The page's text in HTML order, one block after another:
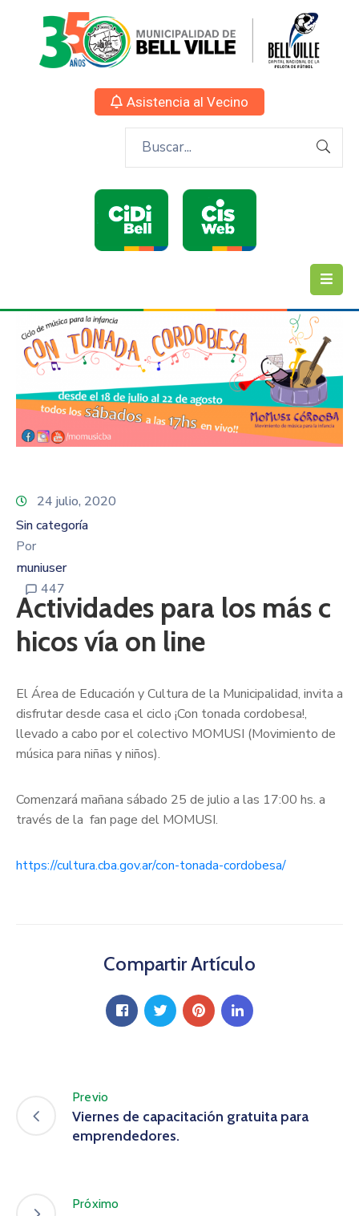
Asistencia al Vecino
24 julio, 2020
Sin categoría
Por
muniuser
447
Actividades para los más c
hicos vía on line
El Área de Educación y Cultura de la Municipalidad, invita a
disfrutar desde casa el ciclo ¡Con tonada cordobesa!,
llevado a cabo por el colectivo MOMUSI (Movimiento de
música para niñas y niños).
Comenzará mañana sábado 25 de julio a las 17:00 hs. a
través de la fan page del MOMUSI.
https://cultura.cba.gov.ar/con-tonada-cordobesa/
Compartir Artículo
Previo
Viernes de capacitación gratuita para
emprendedores.
Próximo